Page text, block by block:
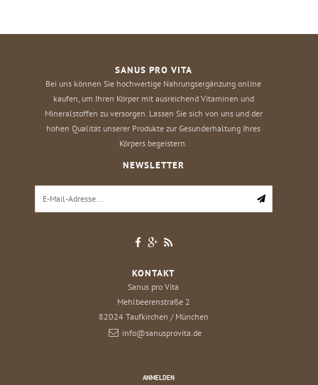
SANUS PRO VITA
Bei uns können Sie hochwertige Nahrungsergänzung online
kaufen, um Ihren Körper mit ausreichend Vitaminen und
Mineralstoffen zu versorgen. Lassen Sie sich von uns und der
hohen Qualität unserer Produkte zur Gesunderhaltung Ihres
Körpers begeistern.
NEWSLETTER
KONTAKT
Sanus pro Vita
Mehlbeerenstraße 2
82024 Taufkirchen / München
info@sanusprovita.de
ANMELDEN